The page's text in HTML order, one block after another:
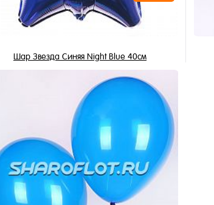
Шар Звезда Синяя Night Blue 40см
345 ₽/ шт
В корзину
Купить в 1 клик
В избранное
В наличии